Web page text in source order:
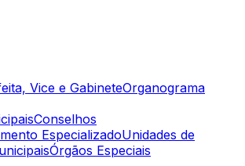
Vice e GabineteOrganograma
Conselhos
EspecializadoUnidades de
Órgãos Especiais